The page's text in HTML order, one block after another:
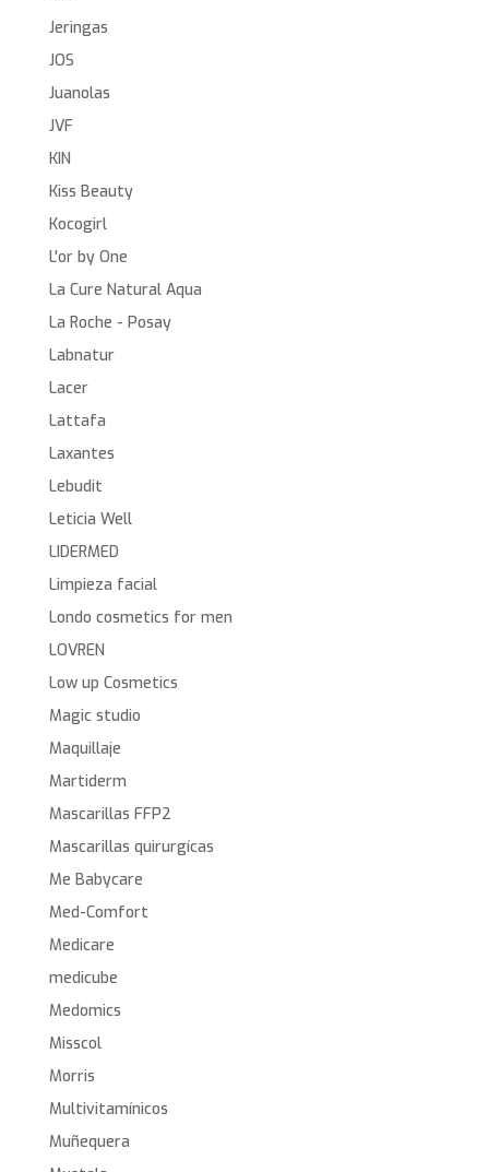
Jeringas
JOS
Juanolas
JVF
KIN
Kiss Beauty
Kocogirl
L'or by One
La Cure Natural Aqua
La Roche - Posay
Labnatur
Lacer
Lattafa
Laxantes
Lebudit
Leticia Well
LIDERMED
Limpieza facial
Londo cosmetics for men
LOVREN
Low up Cosmetics
Magic studio
Maquillaje
Martiderm
Mascarillas FFP2
Mascarillas quirurgícas
Me Babycare
Med-Comfort
Medicare
medicube
Medomics
Misscol
Morris
Multivitamínicos
Muñequera